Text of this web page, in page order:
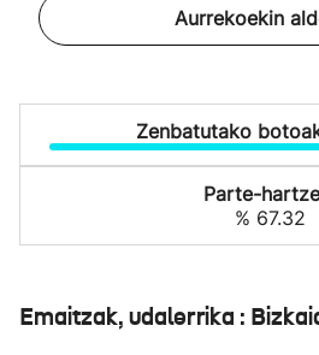
Aurrekoekin
Zenbatutako
Parte-
% 67.32
Emaitzak, udalerrika :